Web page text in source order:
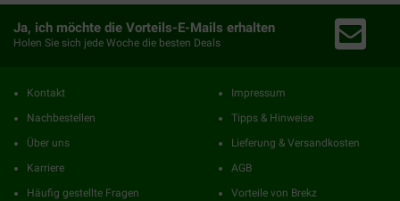
Ja, ich möchte die Vorteils-E-Mails erhalten
Holen Sie sich jede Woche die besten Deals
Kontakt
Nachbestellen
Über uns
Karriere
Häufig gestellte Fragen
Impressum
Tipps & Hinweise
Lieferung & Versandkosten
AGB
Vorteile von Brekz